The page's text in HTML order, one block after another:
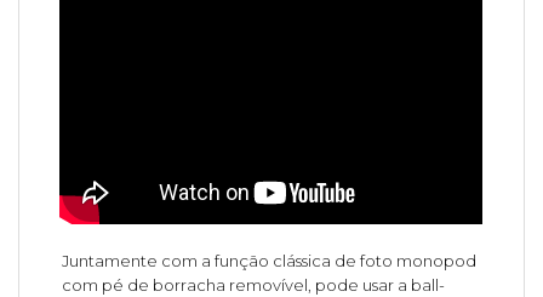
Juntamente com a função clássica de foto monopod
com pé de borracha removível, pode usar a ball-